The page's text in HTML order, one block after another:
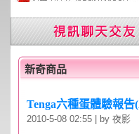
新奇商品
Tenga六種蛋體驗報
2010-5-08 02:55 | by 夜影